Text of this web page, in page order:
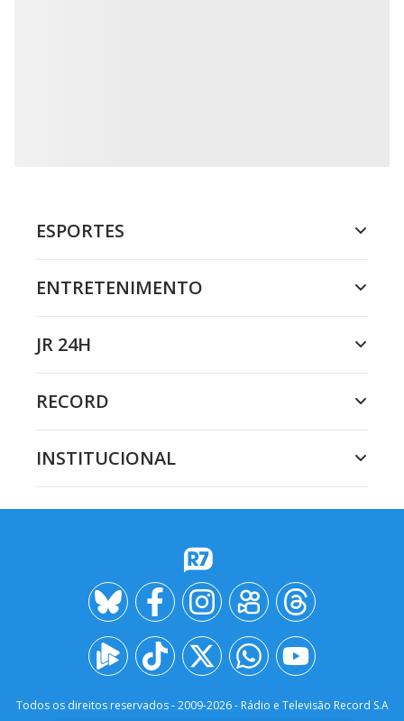
ESPORTES
ENTRETENIMENTO
JR 24H
RECORD
INSTITUCIONAL
Todos os direitos reservados - 2009-2026- Rádio e Televisão Record S.A